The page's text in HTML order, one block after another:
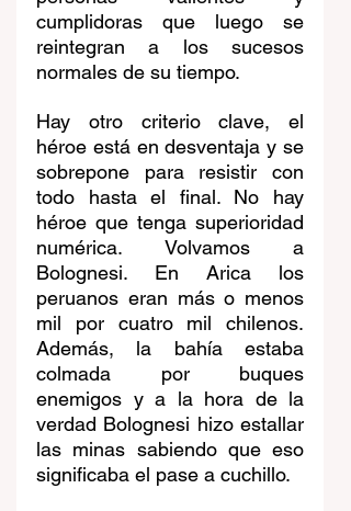
cumplidoras que luego se
reintegran a los sucesos
normales de su tiempo.
Hay otro criterio clave, el
héroe está en desventaja y se
sobrepone para resistir con
todo hasta el final. No hay
héroe que tenga superioridad
numérica. Volvamos a
Bolognesi. En Arica los
peruanos eran más o menos
mil por cuatro mil chilenos.
Además, la bahía estaba
colmada por buques
enemigos y a la hora de la
verdad Bolognesi hizo estallar
las minas sabiendo que eso
significaba el pase a cuchillo.